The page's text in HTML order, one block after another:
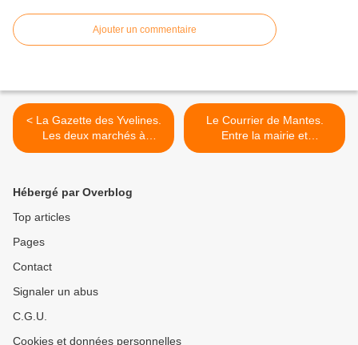
Ajouter un commentaire
< La Gazette des Yvelines.
Les deux marchés à
nouveau confiés au privé
Le Courrier de Mantes.
Entre la mairie et
l'association CAC, le
Hébergé par Overblog
Top articles
Pages
Contact
Signaler un abus
C.G.U.
Cookies et données personnelles